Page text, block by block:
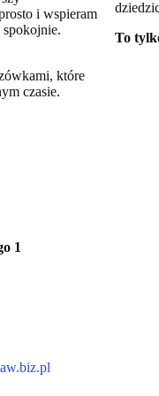
i wspieram
które
czasie.
1
To